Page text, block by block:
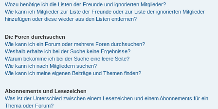
Wozu benötige ich die Listen der Freunde und ignorierten Mitglieder?
Wie kann ich Mitglieder zur Liste der Freunde oder zur Liste der ignorierten Mitglieder
hinzufügen oder diese wieder aus den Listen entfernen?
Die Foren durchsuchen
Wie kann ich ein Forum oder mehrere Foren durchsuchen?
Weshalb erhalte ich bei der Suche keine Ergebnisse?
Warum bekomme ich bei der Suche eine leere Seite?
Wie kann ich nach Mitgliedern suchen?
Wie kann ich meine eigenen Beiträge und Themen finden?
Abonnements und Lesezeichen
Was ist der Unterschied zwischen einem Lesezeichen und einem Abonnements für ein
Thema oder Forum?